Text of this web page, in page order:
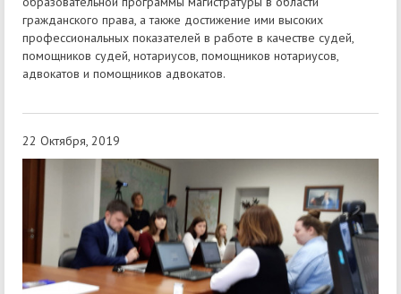
гражданского права, а также достижение ими высоких
профессиональных показателей в работе в качестве судей,
помощников судей, нотариусов, помощников нотариусов,
адвокатов и помощников адвокатов.
22 Октября, 2019